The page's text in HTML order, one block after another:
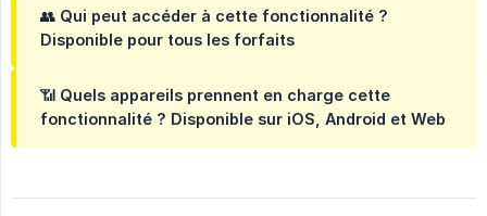
👥 Qui peut accéder à cette fonctionnalité ?
Disponible pour tous les forfaits
📶 Quels appareils prennent en charge cette
fonctionnalité ? Disponible sur iOS, Android et Web